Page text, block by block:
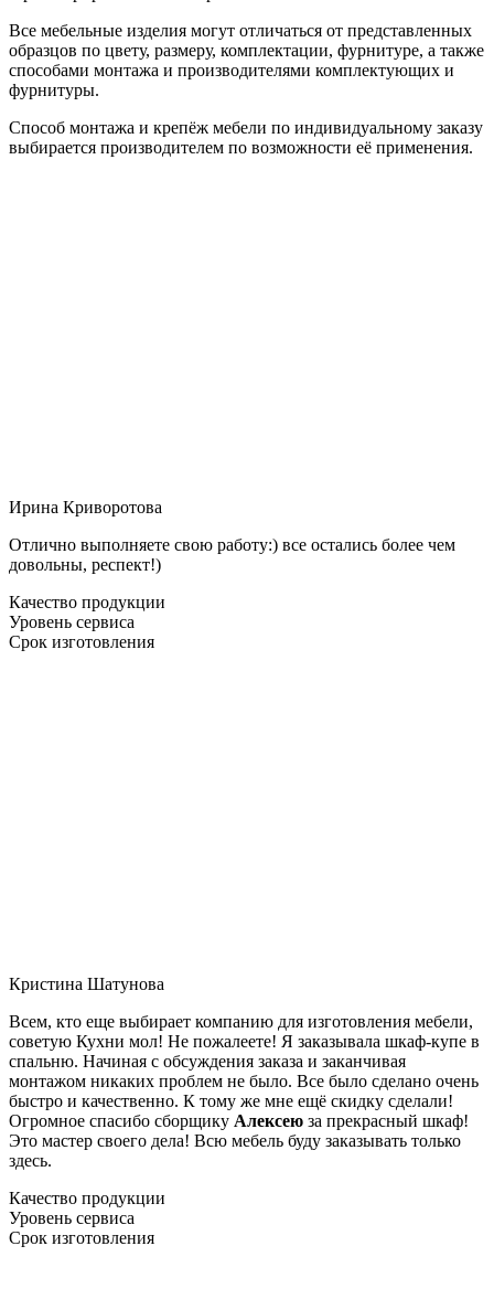
Все мебельные изделия могут отличаться от представленных
образцов по цвету, размеру, комплектации, фурнитуре, а также
способами монтажа и производителями комплектующих и
фурнитуры.
Способ монтажа и крепёж мебели по индивидуальному заказу
выбирается производителем по возможности её применения.
Ирина Криворотова
Отлично выполняете свою работу:) все остались более чем
довольны, респект!)
Качество продукции
Уровень сервиса
Срок изготовления
Кристина Шатунова
Всем, кто еще выбирает компанию для изготовления мебели,
советую Кухни мол! Не пожалеете! Я заказывала шкаф-купе в
спальню. Начиная с обсуждения заказа и заканчивая
монтажом никаких проблем не было. Все было сделано очень
быстро и качественно. К тому же мне ещё скидку сделали!
Огромное спасибо сборщику Алексею за прекрасный шкаф!
Это мастер своего дела! Всю мебель буду заказывать только
здесь.
Качество продукции
Уровень сервиса
Срок изготовления